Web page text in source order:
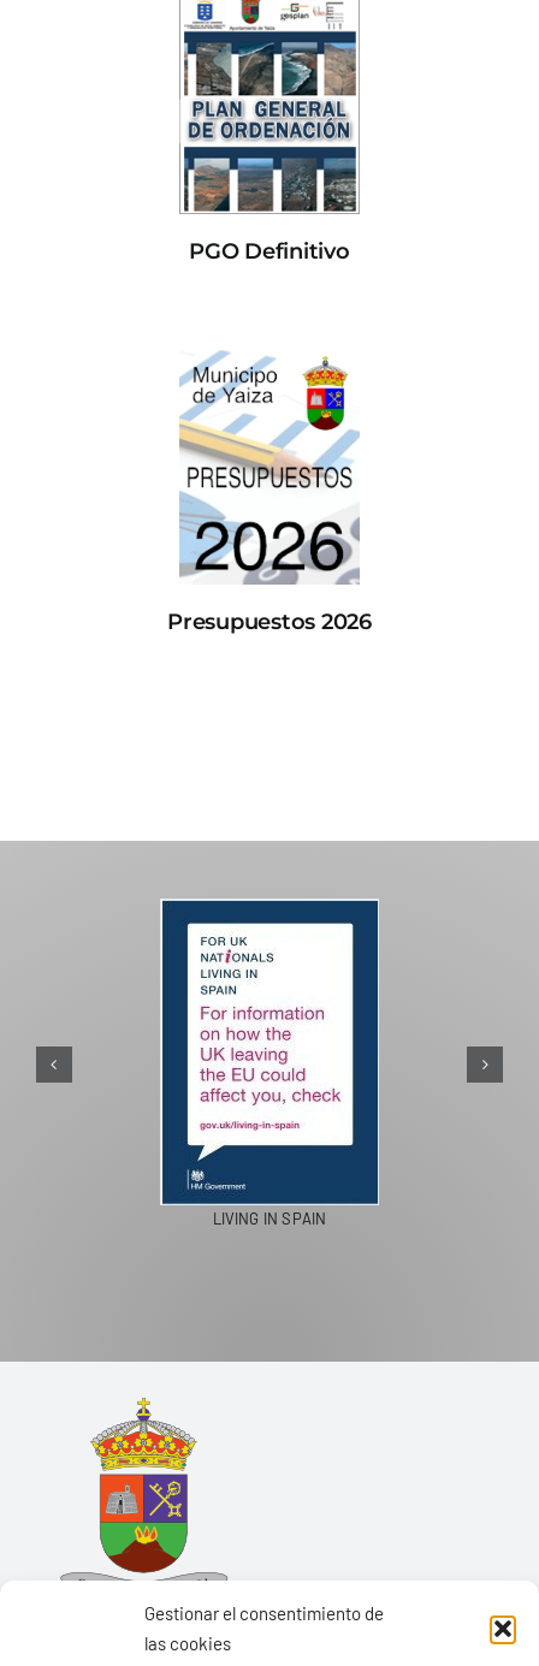
Gestionar el consentimiento de
las cookies
PGO Definitivo
Presupuestos 2026
LIVING IN SPAIN